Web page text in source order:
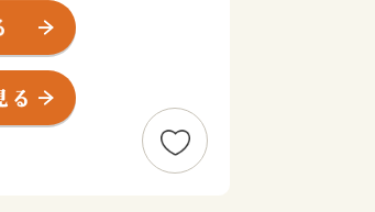
い村」】
もしれません。